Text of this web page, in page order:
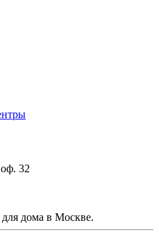
32
дома в Москве.